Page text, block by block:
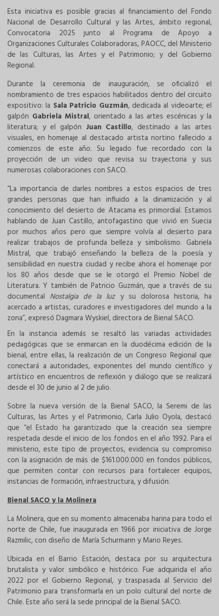
Esta iniciativa es posible gracias al financiamiento del Fondo
Nacional de Desarrollo Cultural y las Artes, ámbito regional,
Convocatoria 2025 junto al Programa de Apoyo a
Organizaciones Culturales Colaboradoras, PAOCC, del Ministerio
de las Culturas, las Artes y el Patrimonio; y del Gobierno
Regional.
Durante la ceremonia de inauguración, se oficializó el
nombramiento de tres espacios habilitados dentro del circuito
expositivo: la Sala Patricio Guzmán, dedicada al videoarte; el
galpón Gabriela Mistral, orientado a las artes escénicas y la
literatura; y el galpón Juan Castillo, destinado a las artes
visuales, en homenaje al destacado artista nortino fallecido a
comienzos de este año. Su legado fue recordado con la
proyección de un video que revisa su trayectoria y sus
numerosas colaboraciones con SACO.
“La importancia de darles nombres a estos espacios de tres
grandes personas que han influido a la dinamización y al
conocimiento del desierto de Atacama es primordial. Estamos
hablando de Juan Castillo, antofagastino que vivió en Suecia
por muchos años pero que siempre volvía al desierto para
realizar trabajos de profunda belleza y simbolismo. Gabriela
Mistral, que trabajó enseñando la belleza de la poesía y
sensibilidad en nuestra ciudad y recibe ahora el homenaje por
los 80 años desde que se le otorgó el Premio Nobel de
Literatura. Y también de Patricio Guzmán, que a través de su
documental Nostalgia de la luzy su dolorosa historia, ha
acercado a artistas, curadores e investigadores del mundo a la
zona”, expresó Dagmara Wyskiel, directora de Bienal SACO.
En la instancia además se resaltó las variadas actividades
pedagógicas que se enmarcan en la duodécima edición de la
bienal, entre ellas, la realización de un Congreso Regional que
conectará a autoridades, exponentes del mundo científico y
artístico en encuentros de reflexión y diálogo que se realizará
desde el 30 de junio al 2 de julio.
Sobre la nueva versión de la Bienal SACO, la Seremi de las
Culturas, las Artes y el Patrimonio, Carla Julio Oyola, destacó
que “el Estado ha garantizado que la creación sea siempre
respetada desde el inicio de los fondos en el año 1992. Para el
ministerio, este tipo de proyectos, evidencia su compromiso
con la asignación de más de $161.000.000 en fondos públicos,
que permiten contar con recursos para fortalecer equipos,
instancias de formación, infraestructura, y difusión.
Bienal SACO y la Molinera
La Molinera, que en su momento almacenaba harina para todo el
norte de Chile, fue inaugurada en 1966 por iniciativa de Jorge
Razmilic, con diseño de María Schurmann y Mario Reyes.
Ubicada en el Barrio Estación, destaca por su arquitectura
brutalista y valor simbólico e histórico. Fue adquirida el año
2022 por el Gobierno Regional, y traspasada al Servicio del
Patrimonio para transformarla en un polo cultural del norte de
Chile. Este año será la sede principal de la Bienal SACO.